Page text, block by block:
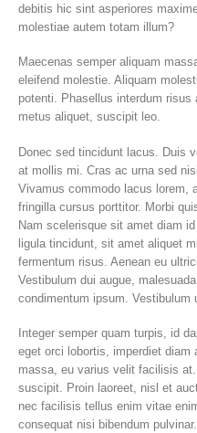
debitis hic sint asperiores
molestiae autem totam illum?
Maecenas semper aliquam
eleifend molestie. Aliquam
potenti. Phasellus interdum
metus aliquet, suscipit leo.
Donec sed tincidunt lacus. Duis
at mollis mi. Cras ac urna sed
Vivamus commodo lacus lorem,
fringilla cursus porttitor. Morbi
Nam scelerisque sit amet diam
ligula tincidunt, sit amet aliquet
fermentum risus. Aenean eu
Vestibulum dui augue,
condimentum ipsum. Vestibulum
Integer semper quam turpis, id
eget orci lobortis, imperdiet diam
massa, eu varius velit facilisis
suscipit. Proin laoreet, nisl et
nec facilisis tellus enim vitae
consequat nisi bibendum